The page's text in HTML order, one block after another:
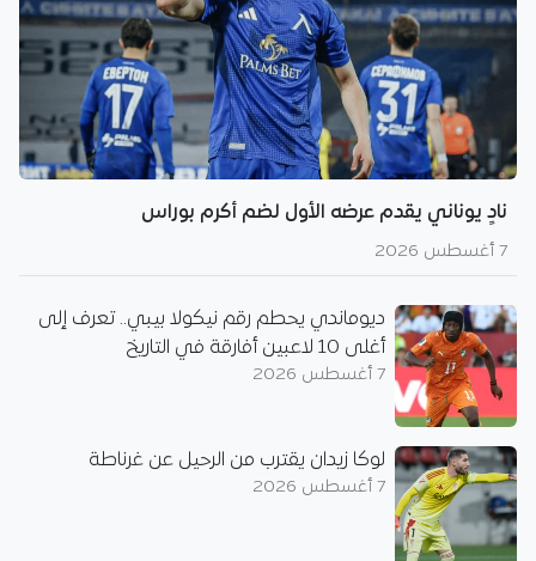
نادٍ يوناني يقدم عرضه الأول لضم أكرم بوراس
7 أغسطس 2026
ديوماندي يحطم رقم نيكولا بيبي.. تعرف إلى
أغلى 10 لاعبين أفارقة في التاريخ
7 أغسطس 2026
لوكا زيدان يقترب من الرحيل عن غرناطة
7 أغسطس 2026